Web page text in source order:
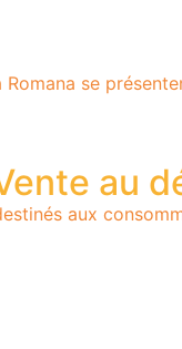
Romana se
au
aux